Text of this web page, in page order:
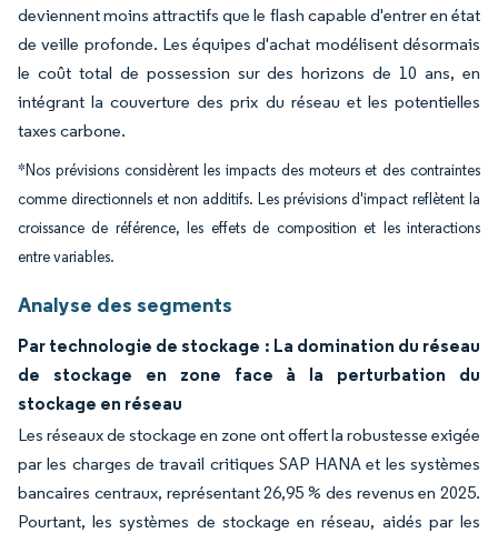
deviennent moins attractifs que le flash capable d'entrer en état
de veille profonde. Les équipes d'achat modélisent désormais
le coût total de possession sur des horizons de 10 ans, en
intégrant la couverture des prix du réseau et les potentielles
taxes carbone.
*Nos prévisions considèrent les impacts des moteurs et des contraintes
comme directionnels et non additifs. Les prévisions d'impact reflètent la
croissance de référence, les effets de composition et les interactions
entre variables.
Analyse des segments
Par technologie de stockage : La domination du réseau
de stockage en zone face à la perturbation du
stockage en réseau
Les réseaux de stockage en zone ont offert la robustesse exigée
par les charges de travail critiques SAP HANA et les systèmes
bancaires centraux, représentant 26,95 % des revenus en 2025.
Pourtant, les systèmes de stockage en réseau, aidés par les